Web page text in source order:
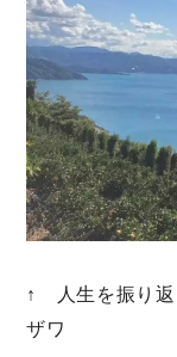
↑ 人生を振り返
ザワ